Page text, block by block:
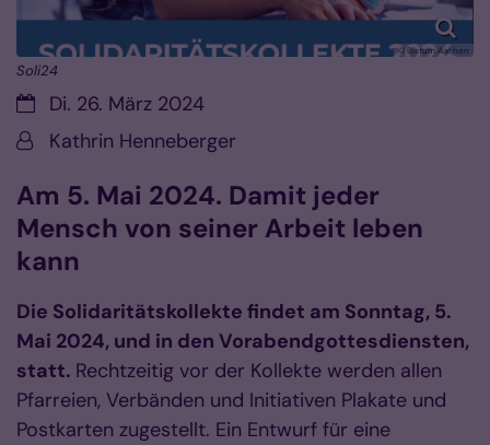
© Bistum Aachen
Soli24
Datum:Di. 26. März 2024
Von:Kathrin Henneberger
Am 5. Mai 2024. Damit jeder
Mensch von seiner Arbeit leben
kann
Die Solidaritätskollekte findet am Sonntag, 5.
Mai 2024, und in den Vorabendgottesdiensten,
statt. Rechtzeitig vor der Kollekte werden allen
Pfarreien, Verbänden und Initiativen Plakate und
Postkarten zugestellt. Ein Entwurf für eine